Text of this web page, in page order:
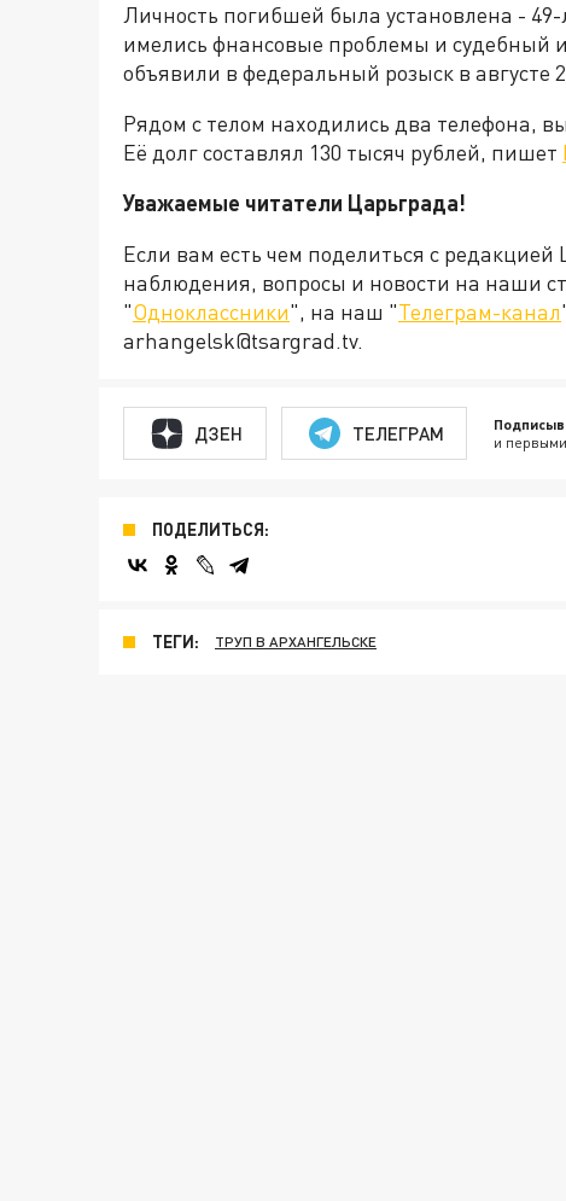
Личность погибшей была установлена -
имелись фнансовые проблемы и
объявили в федеральный розыск в августе
Рядом с телом находились два телефона,
Её долг составлял 130 тысяч рублей, пишет
Уважаемые читатели Царьграда!
Если вам есть чем поделиться с
наблюдения, вопросы и новости на наши
"Одноклассники", на наш "Телеграм-канал
arhangelsk@tsargrad.tv.
ДЗЕН ТЕЛЕГРАМ и
ПОДЕЛИТЬСЯ:
ТЕГИ: ТРУП В АРХАНГЕЛЬСКЕ